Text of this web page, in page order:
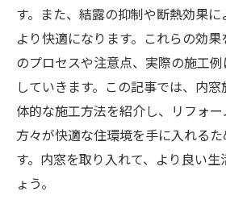
す。また、結露の抑制や断熱効果
より快適になります。これらの効
のプロセスや注意点、実際の施工
していきます。この記事では、内
体的な施工方法を紹介し、リフォ
方々が快適な住環境を手に入れる
す。内窓を取り入れて、より良い
ょう。